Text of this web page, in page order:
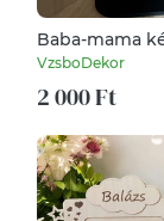
Baba-mama
VzsboDekor
2 000 Ft